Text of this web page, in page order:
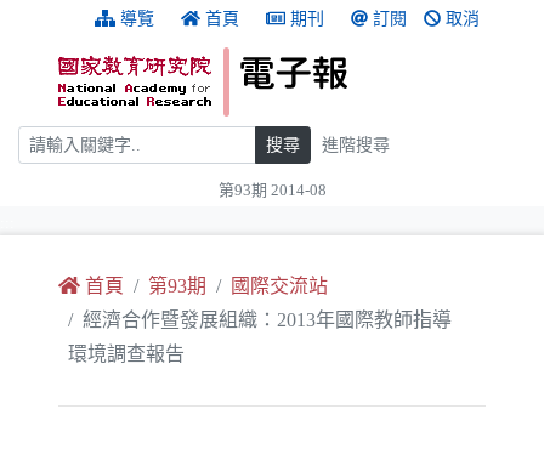
跳到主要內容 導覽 首頁 期刊 訂閱 取消
搜尋 搜尋 進階搜尋
第93期 2014-08
首頁 第93期
國際交流站
經濟合作暨發展組織：2013年國際教師指導
環境調查報告